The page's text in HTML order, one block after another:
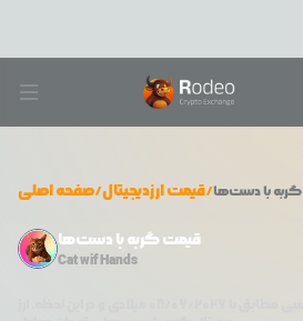
صفحه اصلی/قیمت ارزدیجیتال/گربه با دست‌ها
قیمت گربه با دست‌ها
Cat wif Hands